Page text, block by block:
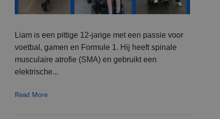
Liam is een pittige 12-jarige met een passie voor
voetbal, gamen en Formule 1. Hij heeft spinale
musculaire atrofie (SMA) en gebruikt een
elektrische...
Read More